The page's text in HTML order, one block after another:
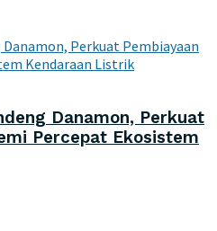
Danamon, Perkuat
Percepat Ekosistem